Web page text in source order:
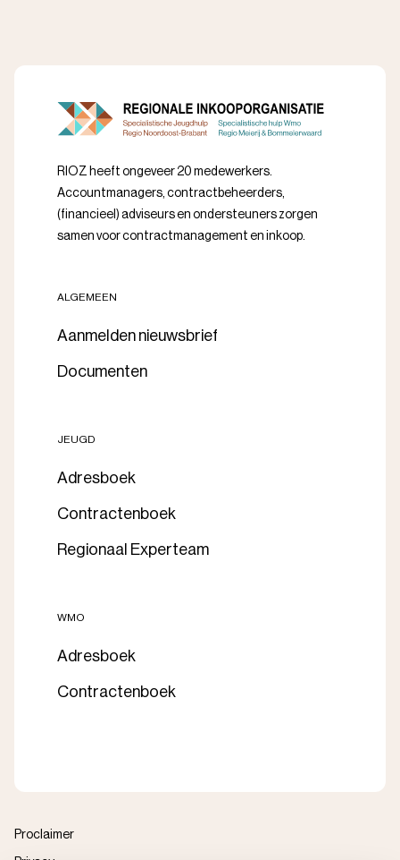
RIOZ heeft ongeveer 20 medewerkers.
Accountmanagers, contractbeheerders,
(financieel) adviseurs en ondersteuners zorgen
samen voor contractmanagement en inkoop.
ALGEMEEN
Aanmelden nieuwsbrief
Documenten
JEUGD
Adresboek
Contractenboek
Regionaal Experteam
WMO
Adresboek
Contractenboek
Proclaimer